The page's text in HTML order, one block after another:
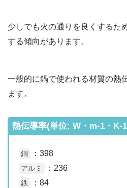
少しでも火の通りを良くするた
する傾向があります。
一般的に鍋で使われる材質の熱
ます。
熱伝導率(単位: W・m-1・K-
銅 ：398
アルミ ：236
鉄 ：84